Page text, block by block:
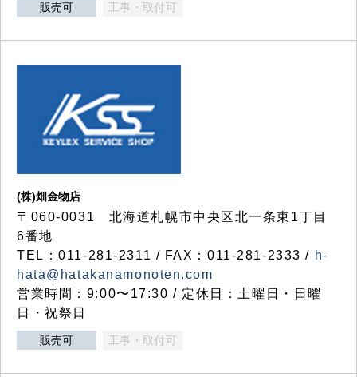
販売可 工事・取付可
(株)畑金物店
〒060-0031 北海道札幌市中央区北一条東1丁目
6番地
TEL：011-281-2311 / FAX：011-281-2333 / h-
hata@hatakanamonoten.com
営業時間：9:00〜17:30 / 定休日：土曜日・日曜
日・祝祭日
販売可 工事・取付可